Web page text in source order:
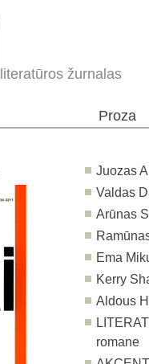
literatūros žurnalas
Proza
Juozas
Valdas
Arūnas
Ema
Kerry
Aldous
romane